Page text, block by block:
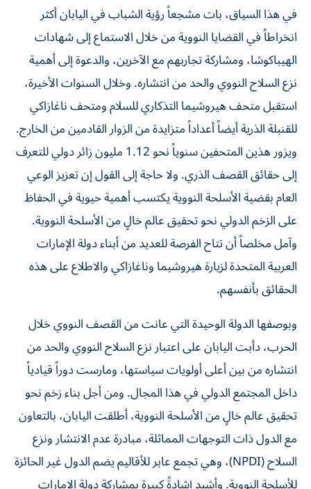
في هذا السياق، بات مشجعاً رؤية الشباب في اليابان أكثر
انخراطاً في القضايا النووية من خلال الاستماع إلى شهادات
الهيباكوشا، ومشاركة تجاربهم مع الآخرين، والدعوة إلى أهمية
نزع السلاح النووي والحد من انتشاره. وخلال السنوات الأخيرة،
استقبل متحف هيروشيما التذكاري للسلام ومتحف ناغازاكي
للقنبلة الذرية أيضاً أعداداً متزايدة من الزوار القادمين من الخارج.
ويزور هذين المتحفين سنوياً نحو 1.12 مليون زائر دولي للتعرف
إلى حقائق القصف الذري. ولا حاجة إلى القول إن تعزيز الوعي
العام بقضية الأسلحة النووية يكتسب أهمية حيوية في الحفاظ
على الزخم الدولي نحو تحقيق عالم خالٍ من الأسلحة النووية.
وآمل مخلصاً أن تتاح الفرصة للعديد من أبناء دولة الإمارات
العربية المتحدة لزيارة هيروشيما وناغازاكي والاطلاع على هذه
الحقائق بأنفسهم.
وبوصفها الدولة الوحيدة التي عانت من القصف النووي خلال
الحرب، دأبت اليابان على اعتبار نزع السلاح النووي والحد من
انتشاره من بين أعلى أولويات سياستها، ومارست دوراً قيادياً
داخل المجتمع الدولي في هذا المجال. ومن أجل بناء زخم نحو
تحقيق عالم خالٍ من الأسلحة النووية، أطلقت اليابان، بالتعاون
مع الدول ذات التوجهات المماثلة، مبادرة عدم الانتشار ونزع
السلاح (NPDI)، وهي تجمع عابر للأقاليم يضم الدول غير الحائزة